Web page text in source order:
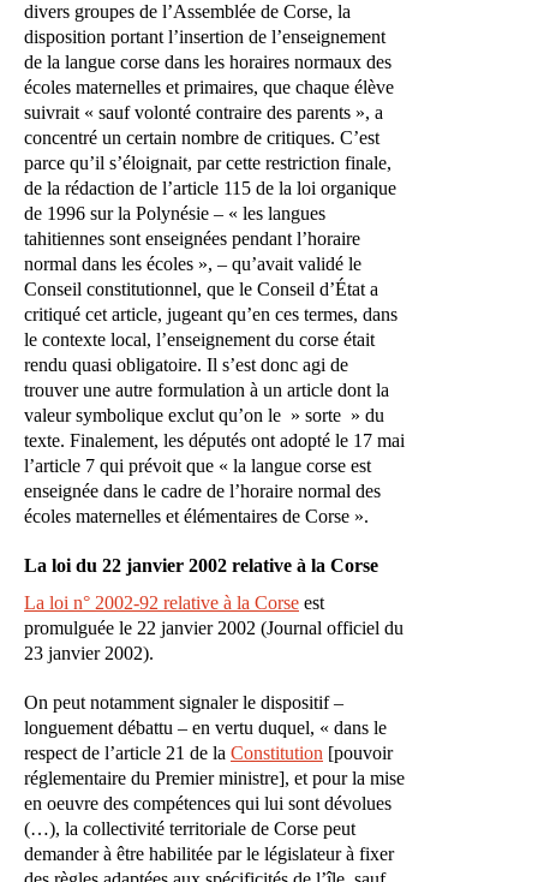
divers groupes de l’Assemblée de Corse, la
disposition portant l’insertion de l’enseignement
de la langue corse dans les horaires normaux des
écoles maternelles et primaires, que chaque élève
suivrait « sauf volonté contraire des parents », a
concentré un certain nombre de critiques. C’est
parce qu’il s’éloignait, par cette restriction finale,
de la rédaction de l’article 115 de la loi organique
de 1996 sur la Polynésie – « les langues
tahitiennes sont enseignées pendant l’horaire
normal dans les écoles », – qu’avait validé le
Conseil constitutionnel, que le Conseil d’État a
critiqué cet article, jugeant qu’en ces termes, dans
le contexte local, l’enseignement du corse était
rendu quasi obligatoire. Il s’est donc agi de
trouver une autre formulation à un article dont la
valeur symbolique exclut qu’on le » sorte » du
texte. Finalement, les députés ont adopté le 17 mai
l’article 7 qui prévoit que « la langue corse est
enseignée dans le cadre de l’horaire normal des
écoles maternelles et élémentaires de Corse ».
La loi du 22 janvier 2002 relative à la Corse
La loi n° 2002-92 relative à la Corse est
promulguée le 22 janvier 2002 (Journal officiel du
23 janvier 2002).
On peut notamment signaler le dispositif –
longuement débattu – en vertu duquel, « dans le
respect de l’article 21 de la Constitution [pouvoir
réglementaire du Premier ministre], et pour la mise
en oeuvre des compétences qui lui sont dévolues
(…), la collectivité territoriale de Corse peut
demander à être habilitée par le législateur à fixer